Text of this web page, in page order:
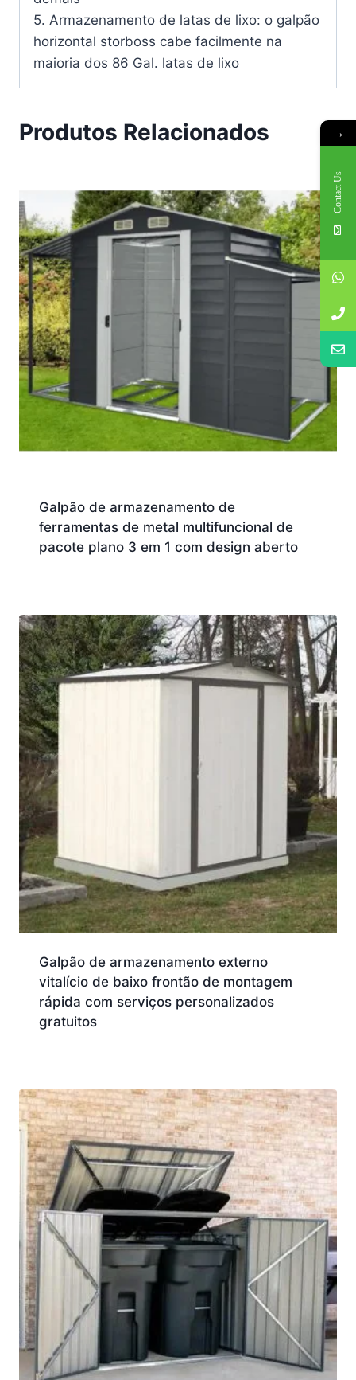
5. Armazenamento de latas de lixo: o galpão
horizontal storboss cabe facilmente na
maioria dos 86 Gal. latas de lixo
Produtos Relacionados
Galpão de armazenamento de
ferramentas de metal multifuncional de
pacote plano 3 em 1 com design aberto
Galpão de armazenamento externo
vitalício de baixo frontão de montagem
rápida com serviços personalizados
gratuitos
→
Contact Us